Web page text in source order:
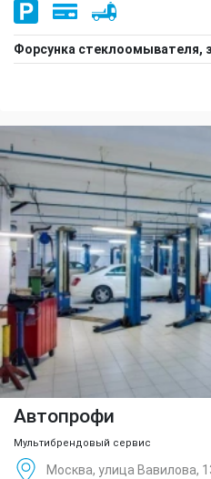
Форсунка стеклоомывателя,
Автопрофи
Мультибрендовый сервис
Москва, улица Вавилова,